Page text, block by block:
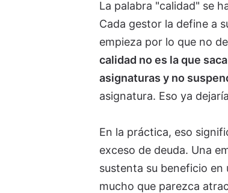
La palabra "calidad" se
Cada gestor la define a
empieza por lo que no
calidad no es la que
asignaturas y no
asignatura. Eso ya
En la práctica, eso
exceso de deuda. Una
sustenta su beneficio en
mucho que parezca